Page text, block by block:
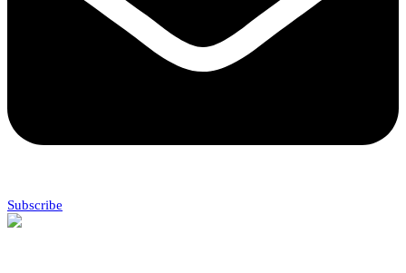
Subscribe